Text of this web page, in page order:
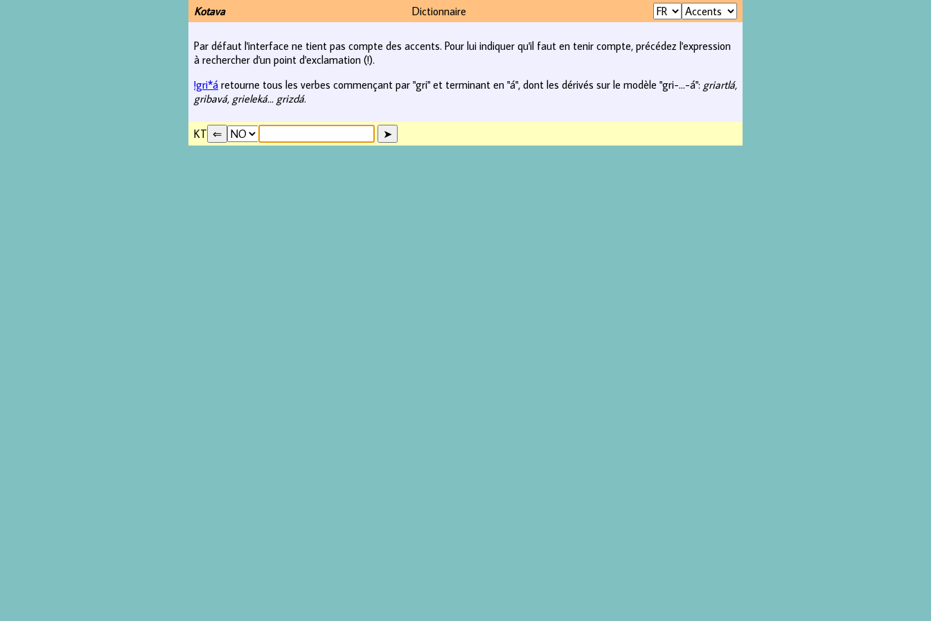
Kotava Dictionnaire
Par défaut l'interface ne tient pas compte des accents. Pour lui indiquer qu'il faut en tenir compte, précédez l'expression
à rechercher d'un point d'exclamation (!).
!gri*á retourne tous les verbes commençant par "gri" et terminant en "á", dont les dérivés sur le modèle "gri-...-á": griartlá,
gribavá, grieleká... grizdá.
KT